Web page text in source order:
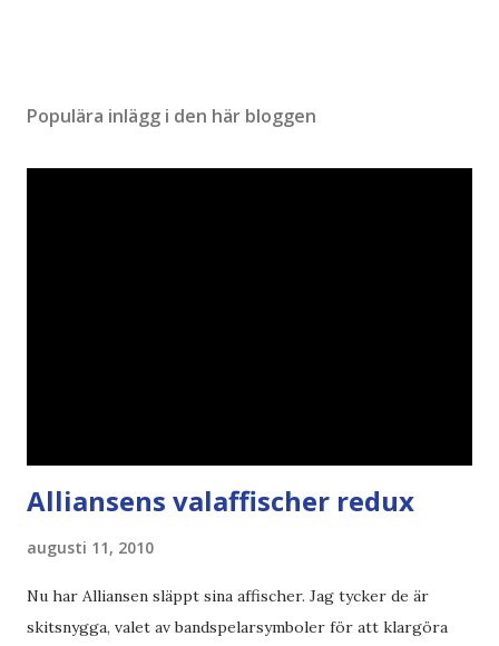
Populära inlägg i den här bloggen
Alliansens valaffischer redux
augusti 11, 2010
Nu har Alliansen släppt sina affischer. Jag tycker de är
skitsnygga, valet av bandspelarsymboler för att klargöra